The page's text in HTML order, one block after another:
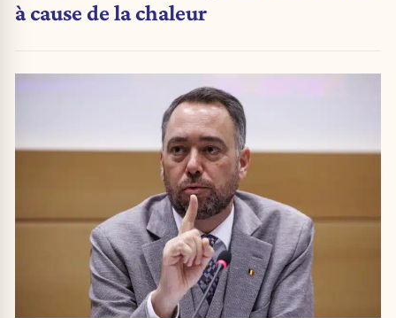
à cause de la chaleur